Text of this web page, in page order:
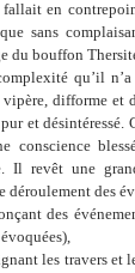
en
sans
du bouffon
qu’il
difforme et
et désintéressé.
conscience
Il revêt une
déroulement des
des
les travers et